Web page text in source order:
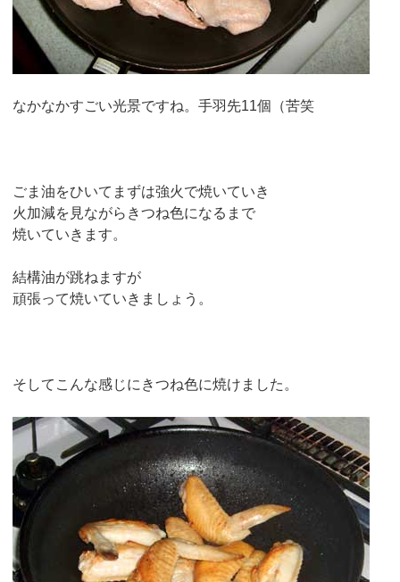
なかなかすごい光景ですね。手羽先11個（苦笑
ごま油をひいてまずは強火で焼いていき
火加減を見ながらきつね色になるまで
焼いていきます。
結構油が跳ねますが
頑張って焼いていきましょう。
そしてこんな感じにきつね色に焼けました。